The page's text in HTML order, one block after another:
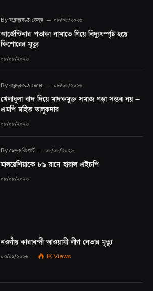
By বরেন্দ্রকণ্ঠ ডেস্ক ০৮/০৮/২০২৬
আর্জেন্টিনার পতাকা নামাতে গিয়ে বিদ্যুৎস্পৃষ্ট হয়ে
কিশোরের মৃত্যু
০৮/০৮/২০২৬
By বরেন্দ্রকণ্ঠ ডেস্ক ০৮/০৮/২০২৬
খেলাধুলা বাদ দিয়ে মাদকমুক্ত সমাজ গড়া সম্ভব নয় —
এমপি মহিত তালুকদার
০৮/০৮/২০২৬
By ডেস্ক রিপোর্ট ০৮/০৮/২০২৬
মালয়েশিয়াকে ৮৯ রানে হারাল এইচপি
০৮/০৮/২০২৬
নওগাঁয় কারাবন্দী আওয়ামী লীগ নেতার মৃত্যু
০৩/০১/২০২৬ 1K Views